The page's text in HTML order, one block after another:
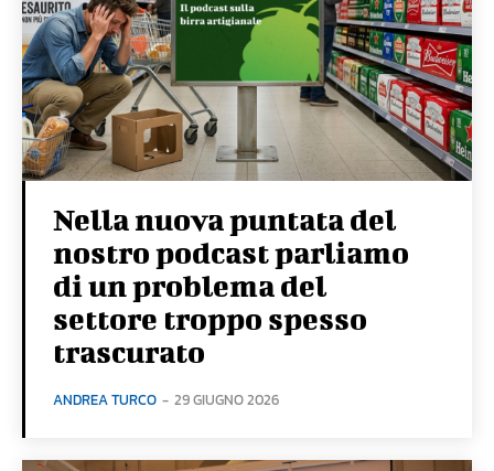
Nella nuova puntata del
nostro podcast parliamo
di un problema del
settore troppo spesso
trascurato
ANDREA TURCO - 29 GIUGNO 2026